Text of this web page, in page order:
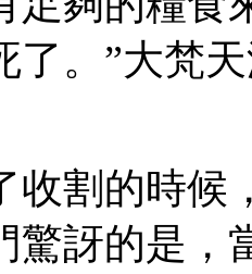
了。”大梵
割的時候
驚訝的是，